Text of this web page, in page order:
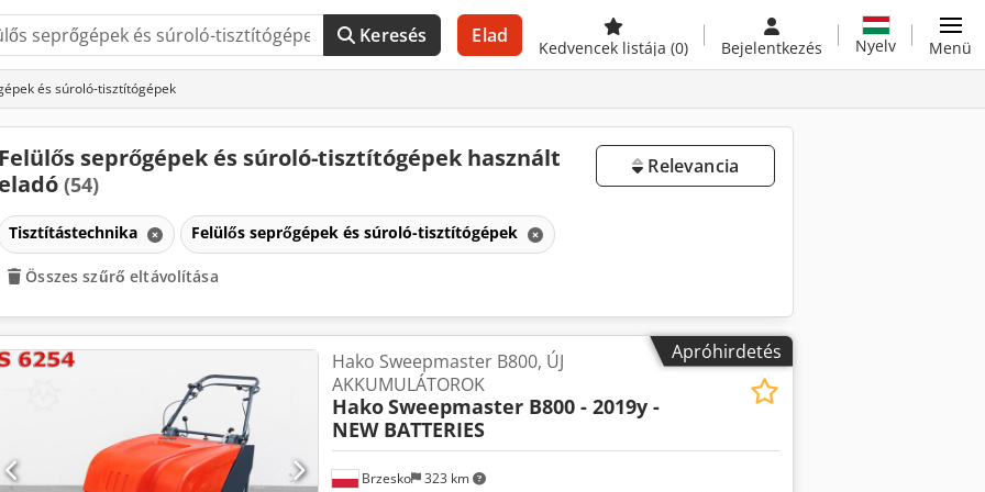
Keresés Elad
Kedvencek listája (0) Bejelentkezés Nyelv Menü
és súroló-tisztítógépek
Felülős seprőgépek és súroló-tisztítógépek használt
eladó (54)
Relevancia
Tisztítástechnika Felülős seprőgépek és súroló-tisztítógépek
Összes szűrő eltávolítása
Apróhirdetés
Brzesko 323 km
Hako Sweepmaster B800, ÚJ
AKKUMULÁTOROK
HakoSweepmaster B800 - 2019y -
NEW BATTERIES